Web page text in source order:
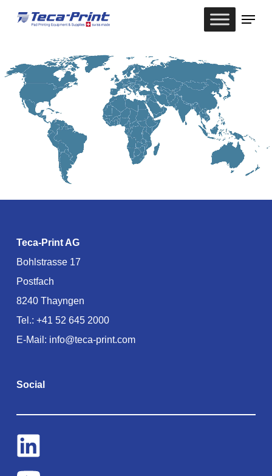
content
Menu
Teca-Print AG
Bohlstrasse 17
Postfach
8240 Thayngen
Tel.: +41 52 645 2000
E-Mail: info@teca-print.com
Social